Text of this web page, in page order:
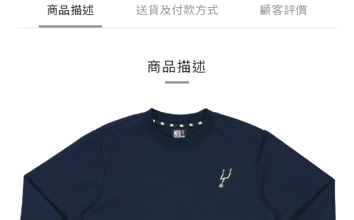
商品描述 送貨及付款方式 顧客評價
商品描述